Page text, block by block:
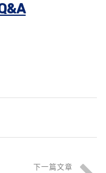
下一篇文章